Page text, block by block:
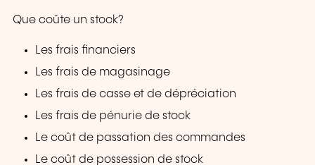
Que coûte un stock?
Les frais financiers
Les frais de magasinage
Les frais de casse et de dépréciation
Les frais de pénurie de stock
Le coût de passation des commandes
Le coût de possession de stock